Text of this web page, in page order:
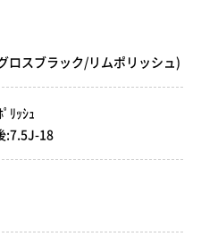
ロスブラック/リムポリッシュ)
ﾘｯｼｭ
:7.5J-18